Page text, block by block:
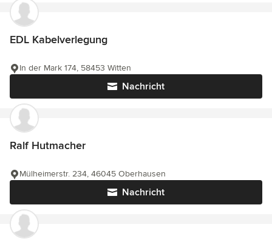
EDL Kabelverlegung
Nachricht
In der Mark 174, 58453 Witten
Ralf Hutmacher
Nachricht
Mülheimerstr. 234, 46045 Oberhausen